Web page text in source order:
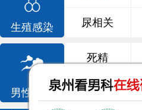
生殖感染 尿相关
男性不育
死精
精液异常